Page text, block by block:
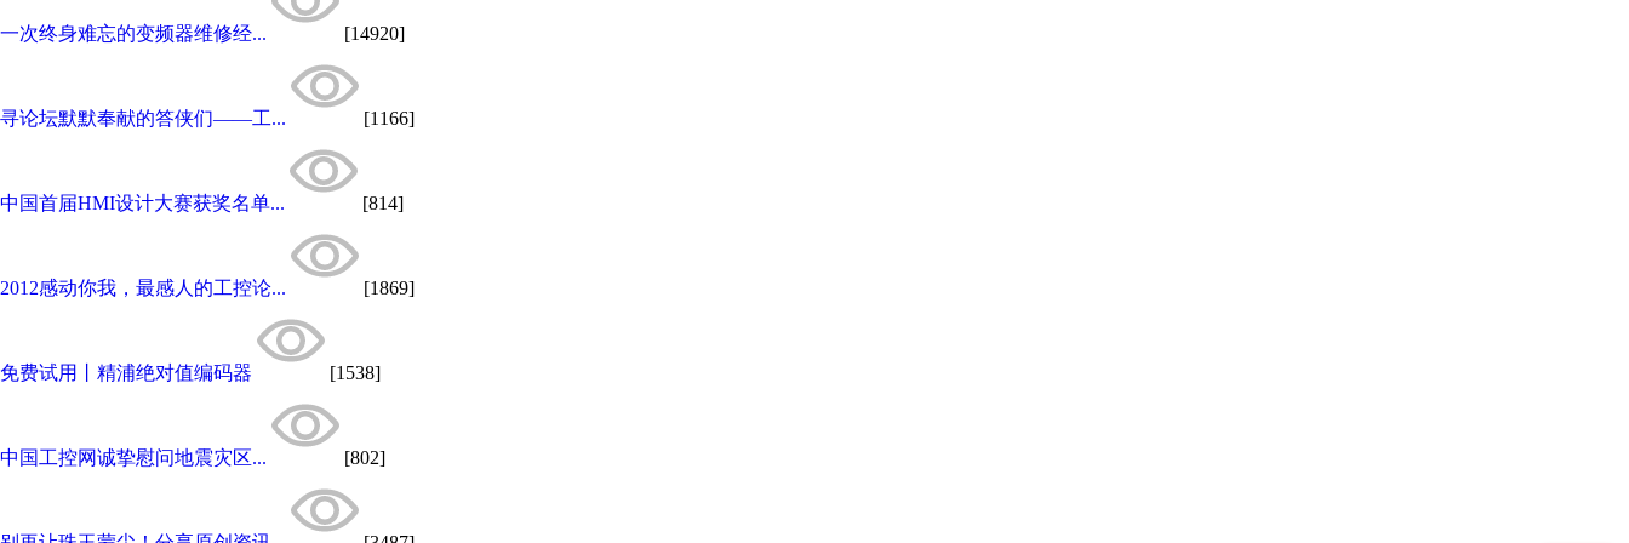
一次终身难忘的变频器维修经... [14920]
寻论坛默默奉献的答侠们——工... [1166]
中国首届HMI设计大赛获奖名单... [814]
2012感动你我，最感人的工控论... [1869]
免费试用丨精浦绝对值编码器 [1538]
中国工控网诚挚慰问地震灾区... [802]